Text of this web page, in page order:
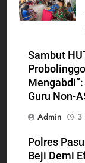
Sambut
Guru Non-
Admin
3
Polres
Beji Demi